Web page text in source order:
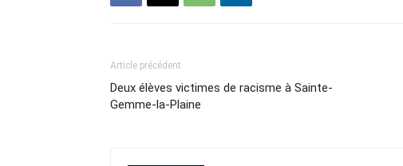
Article précédent
Deux élèves victimes de racisme à Sainte-
Gemme-la-Plaine